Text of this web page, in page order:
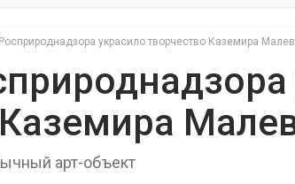
украсило творчество Каземира
арт-объект
Суд запретил
использовать